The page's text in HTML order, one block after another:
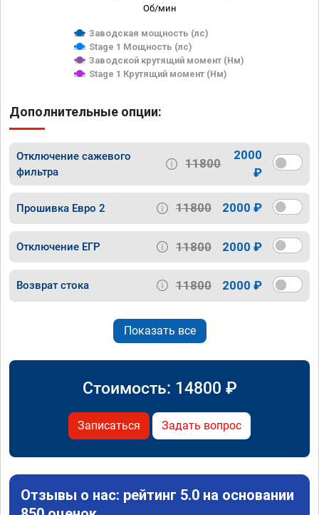
Об/мин
Заводская мощность (лс)
Stage 1 Мощность (лс)
Заводской крутящий момент (Нм)
Stage 1 Крутящий момент (Нм)
Дополнительные опции:
Отключение сажевого
фильтра
11800
2000
₽
Прошивка Евро 2 11800 2000 ₽
Отключение ЕГР 11800 2000 ₽
Возврат стока 11800 2000 ₽
Показать все
Стоимость: 14800 ₽
Записаться Задать вопрос
Отзывы о нас: рейтинг 5.0 на основании